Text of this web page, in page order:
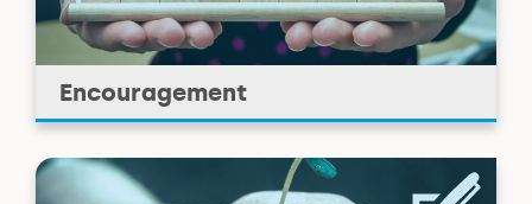
Encouragement